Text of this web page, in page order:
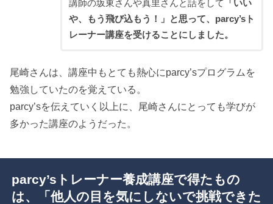
講師の坂東さんや真里さんと話をして
「いい
や、もう飛び込もう！」と思って、parcy’sト
レーナー講座を受けることにしました。
尾崎さんは、講座中もとても熱心にparcy’sプログラムを
勉強していたのを覚えている。
parcy’sを伝えていく以上に、尾崎さんにとっても学びが
多かった講座のようだった。
parcy’sトレーナー養成講座で得たもの
は、「他人の目を気にしないで挑戦できた